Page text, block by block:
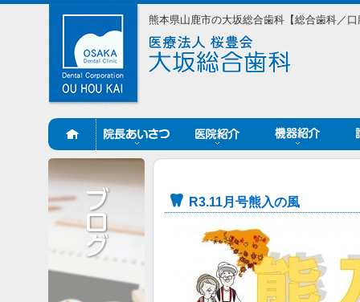
熊本県山鹿市の大坂総合歯科【総合歯科／
R3.11月号熊入の風